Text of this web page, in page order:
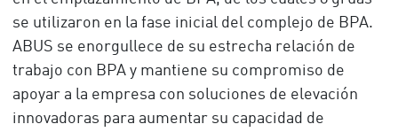
se utilizaron en la fase inicial del complejo de BPA.
ABUS se enorgullece de su estrecha relación de
trabajo con BPA y mantiene su compromiso de
apoyar a la empresa con soluciones de elevación
innovadoras para aumentar su capacidad de